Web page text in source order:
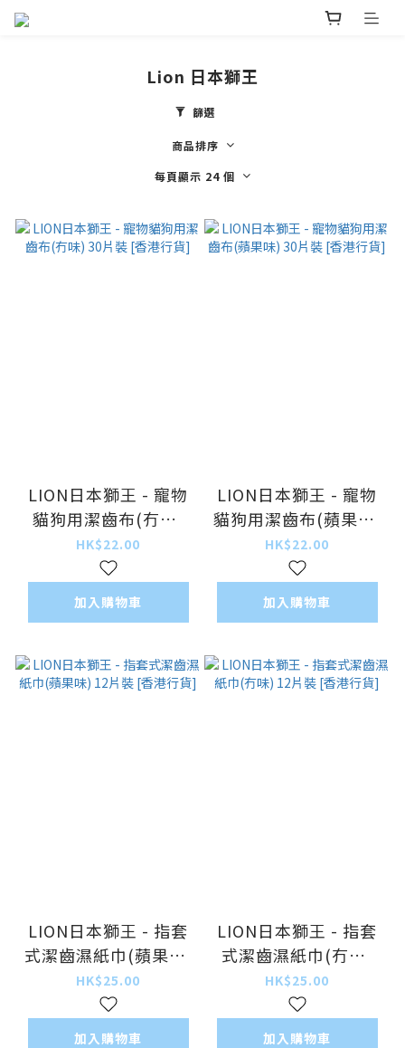
Lion 日本獅王
篩選
商品排序
每頁顯示 24 個
LION日本獅王 - 寵物
貓狗用潔齒布(冇味)
30片裝 [香港行貨]
HK$22.00
加入購物車
LION日本獅王 - 寵物
貓狗用潔齒布(蘋果味)
30片裝 [香港行貨]
HK$22.00
加入購物車
LION日本獅王 - 指套
式潔齒濕紙巾(蘋果味)
12片裝 [香港行貨]
HK$25.00
加入購物車
LION日本獅王 - 指套
式潔齒濕紙巾(冇味)
12片裝 [香港行貨]
HK$25.00
加入購物車